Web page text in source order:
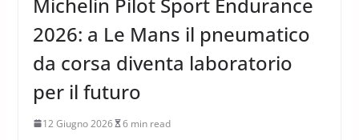
2026: a Le Mans il pneumatico
da corsa diventa laboratorio
per il futuro
12 Giugno 2026 6 min read